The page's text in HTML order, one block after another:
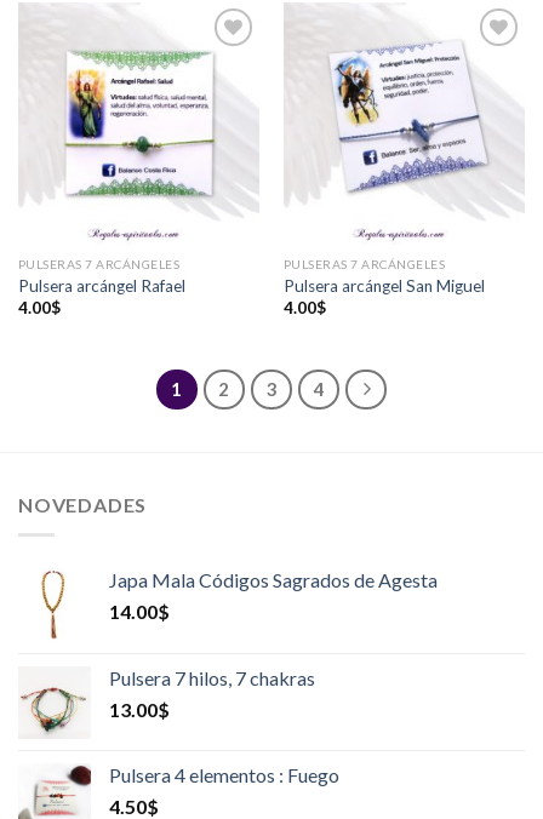
lista de
deseos
PULSERAS 7 ARCÁNGELES
Pulsera arcángel Rafael
4.00$
Añadir
lista de
deseos
PULSERAS 7 ARCÁNGELES
Pulsera arcángel San Miguel
4.00$
1 2 3 4
NOVEDADES
Japa Mala Códigos Sagrados de Agesta
14.00$
Pulsera 7 hilos, 7 chakras
13.00$
Pulsera 4 elementos : Fuego
4.50$